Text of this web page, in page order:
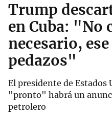
Trump
en Cuba: "No
necesario,
pedazos"
El presidente de Estados
"pronto" habrá un
petrolero